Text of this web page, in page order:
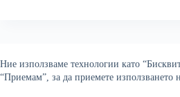
Ние използваме технологии като
“Приемам”, за да приемете